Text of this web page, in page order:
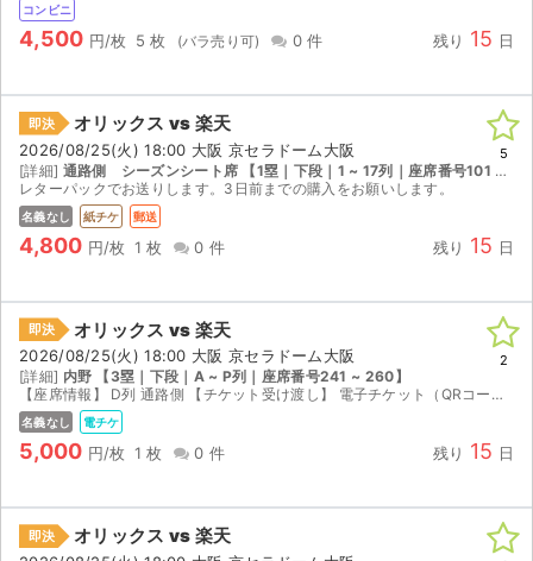
コンビニ
4,500 円/枚 5 枚 0 件 残り 15 日
即決 オリックス vs 楽天
2026/08/25(火) 18:00 大阪 京セラドーム大阪
[詳細] 通路側 シーズンシート席 【1塁｜下段｜1 ~ 17列｜座席番号101 ~ 120】
レターパックでお送りします。3日前までの購入をお願いします。
名義なし 紙チケ 郵送
4,800 円/枚 1 枚 0 件 残り 15 日
5
即決 オリックス vs 楽天
2026/08/25(火) 18:00 大阪 京セラドーム大阪
[詳細] 内野 【3塁｜下段｜A ~ P列｜座席番号241 ~ 260】
【座席情報】 D列 通路側 【チケット受け渡し】 電子チケット（QRコード）を分配いたします。 【試合中止時の対応】 試合が中止となった場合は、チケジャム上での取引キャンセルにより全額返金い...
名義なし 電チケ
5,000 円/枚 1 枚 0 件 残り 15 日
2
即決 オリックス vs 楽天